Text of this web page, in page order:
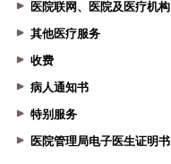
医院联网、医院及医疗机构
其他医疗服务
收费
病人通知书
特别服务
医院管理局电子医生证明书